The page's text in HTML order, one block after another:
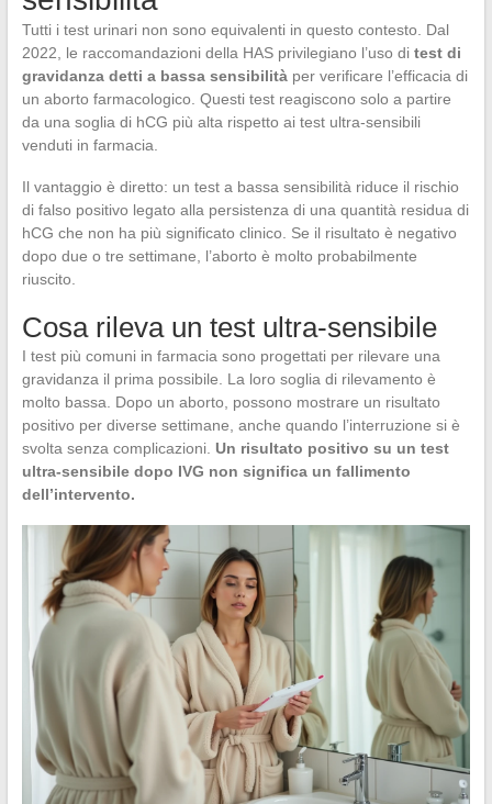
Tutti i test urinari non sono equivalenti in questo contesto. Dal
2022, le raccomandazioni della HAS privilegiano l’uso di test di
gravidanza detti a bassa sensibilitàper verificare l’efficacia di
un aborto farmacologico. Questi test reagiscono solo a partire
da una soglia di hCG più alta rispetto ai test ultra-sensibili
venduti in farmacia.
Il vantaggio è diretto: un test a bassa sensibilità riduce il rischio
di falso positivo legato alla persistenza di una quantità residua di
hCG che non ha più significato clinico. Se il risultato è negativo
dopo due o tre settimane, l’aborto è molto probabilmente
riuscito.
Cosa rileva un test ultra-sensibile
I test più comuni in farmacia sono progettati per rilevare una
gravidanza il prima possibile. La loro soglia di rilevamento è
molto bassa. Dopo un aborto, possono mostrare un risultato
positivo per diverse settimane, anche quando l’interruzione si è
svolta senza complicazioni. Un risultato positivo su un test
ultra-sensibile dopo IVG non significa un fallimento
dell’intervento.